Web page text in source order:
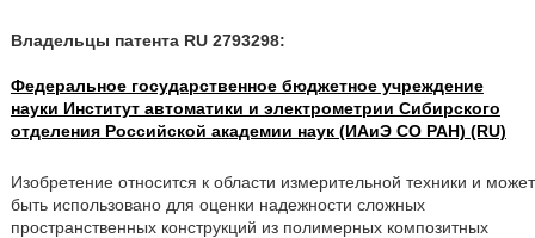
Владельцы патента RU 2793298:
Федеральное государственное бюджетное учреждение
науки Институт автоматики и электрометрии Сибирского
отделения Российской академии наук (ИАиЭ СО РАН) (RU)
Изобретение относится к области измерительной техники и может
быть использовано для оценки надежности сложных
пространственных конструкций из полимерных композитных